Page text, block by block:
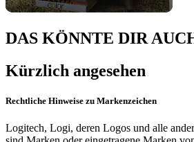
DAS KÖNNTE DIR
Kürzlich angesehen
Rechtliche Hinweise zu Markenzeichen
Logitech, Logi, deren Logos und alle